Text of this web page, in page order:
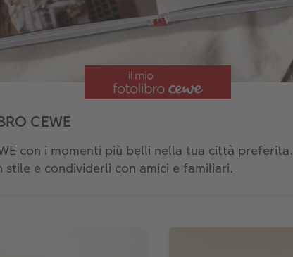
CEWE
con i momenti più belli nella tua città preferita.
e condividerli con amici e familiari.